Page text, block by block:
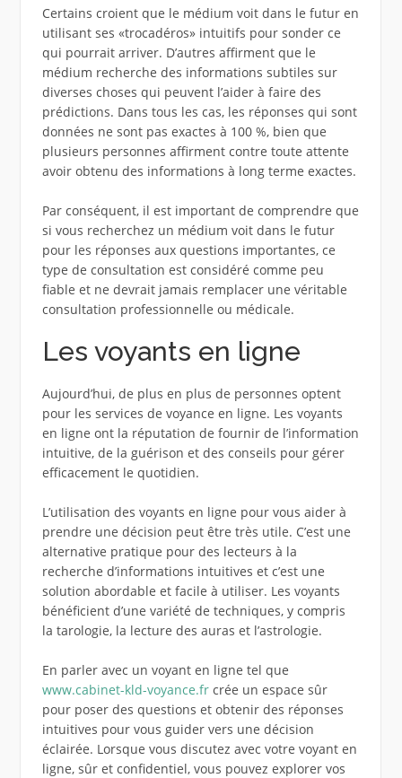
Certains croient que le médium voit dans le futur en
utilisant ses «trocadéros» intuitifs pour sonder ce
qui pourrait arriver. D’autres affirment que le
médium recherche des informations subtiles sur
diverses choses qui peuvent l’aider à faire des
prédictions. Dans tous les cas, les réponses qui sont
données ne sont pas exactes à 100 %, bien que
plusieurs personnes affirment contre toute attente
avoir obtenu des informations à long terme exactes.
Par conséquent, il est important de comprendre que
si vous recherchez un médium voit dans le futur
pour les réponses aux questions importantes, ce
type de consultation est considéré comme peu
fiable et ne devrait jamais remplacer une véritable
consultation professionnelle ou médicale.
Les voyants en ligne
Aujourd’hui, de plus en plus de personnes optent
pour les services de voyance en ligne. Les voyants
en ligne ont la réputation de fournir de l’information
intuitive, de la guérison et des conseils pour gérer
efficacement le quotidien.
L’utilisation des voyants en ligne pour vous aider à
prendre une décision peut être très utile. C’est une
alternative pratique pour des lecteurs à la
recherche d’informations intuitives et c’est une
solution abordable et facile à utiliser. Les voyants
bénéficient d’une variété de techniques, y compris
la tarologie, la lecture des auras et l’astrologie.
En parler avec un voyant en ligne tel que
www.cabinet-kld-voyance.frcrée un espace sûr
pour poser des questions et obtenir des réponses
intuitives pour vous guider vers une décision
éclairée. Lorsque vous discutez avec votre voyant en
ligne, sûr et confidentiel, vous pouvez explorer vos